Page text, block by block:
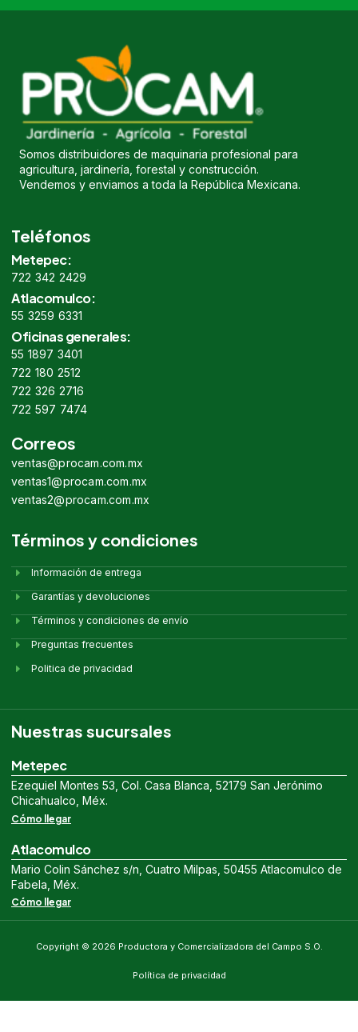
Somos distribuidores de maquinaria profesional para
agricultura, jardinería, forestal y construcción.
Vendemos y enviamos a toda la República Mexicana.
Teléfonos
Metepec:
722 342 2429
Atlacomulco:
55 3259 6331
Oficinas generales:
55 1897 3401
722 180 2512
722 326 2716
722 597 7474
Correos
ventas@procam.com.mx
ventas1@procam.com.mx
ventas2@procam.com.mx
Términos y condiciones
Información de entrega
Garantías y devoluciones
Términos y condiciones de envío
Preguntas frecuentes
Politica de privacidad
Nuestras sucursales
Metepec
Ezequiel Montes 53, Col. Casa Blanca, 52179 San Jerónimo
Chicahualco, Méx.
Cómo llegar
Atlacomulco
Mario Colin Sánchez s/n, Cuatro Milpas, 50455 Atlacomulco de
Fabela, Méx.
Cómo llegar
Copyright © 2026 Productora y Comercializadora del Campo S.O.
Política de privacidad